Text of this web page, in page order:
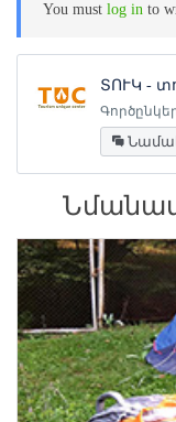
You must log in to
ՏՈՒԿ -
Գործընկեր